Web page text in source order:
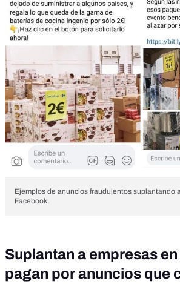
Ejemplos de anuncios fraudulentos suplantando
Facebook.
Suplantan a empresas
pagan por anuncios que